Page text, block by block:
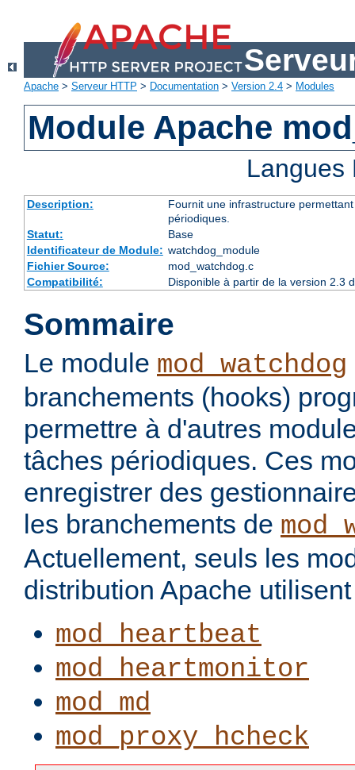
Apache > Serveur HTTP > Documentation > Version 2.4 > Modules
Module Apache
Description:
Fournit une infrastructure
périodiques.
Statut:
Base
Identificateur de Module: watchdog_module
Fichier Source:
mod_watchdog.c
Compatibilité:
Disponible à partir de la version 2.3
Sommaire
Le module mod_watchdog
branchements (hooks)
permettre à d'autres
tâches périodiques. Ces
enregistrer des
les branchements de
Actuellement, seuls les
distribution Apache
mod_heartbeat
mod_heartmonitor
mod_md
mod_proxy_hcheck